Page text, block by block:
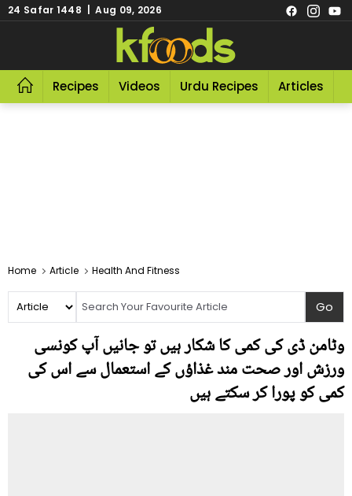
24 Safar 1448 | Aug 09, 2026
Recipes Videos Urdu Recipes Articles
Home Article Health And Fitness
وٹامن ڈی کی کمی کا شکار ہیں تو جانیں آپ کونسی
ورزش اور صحت مند غذاؤں کے استعمال سے اس کی
کمی کو پورا کر سکتے ہیں